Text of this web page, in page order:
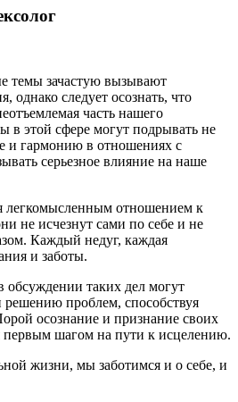
темы зачастую вызывают
однако следует осознать, что
часть нашего
в этой сфере могут подрывать не
и гармонию в отношениях с
серьезное влияние на наше
легкомысленным отношением к
не исчезнут сами по себе и не
Каждый недуг, каждая
и заботы.
обсуждении таких дел могут
проблем, способствуя
осознание и признание своих
первым шагом на пути к исцелению.
жизни, мы заботимся и о себе, и